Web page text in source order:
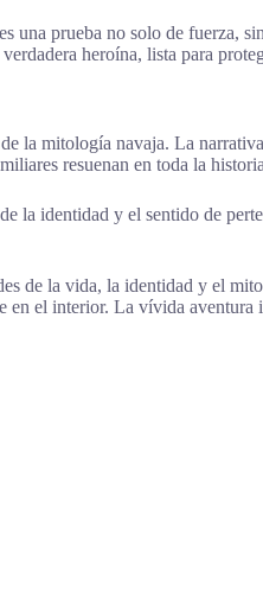
una prueba no solo de fuerza,
heroína, lista para
la mitología navaja. La
resuenan en toda la
la identidad y el sentido de
de la vida, la identidad y el
el interior. La vívida